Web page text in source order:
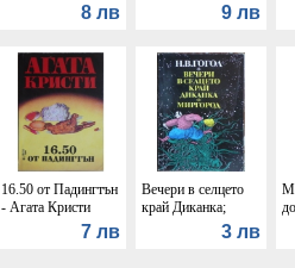
8 лв 9 лв
16.50 от Падингтън
- Агата Кристи
7 лв
Вечери в селцето
край Диканка;
Николай В. Гогол
3 лв